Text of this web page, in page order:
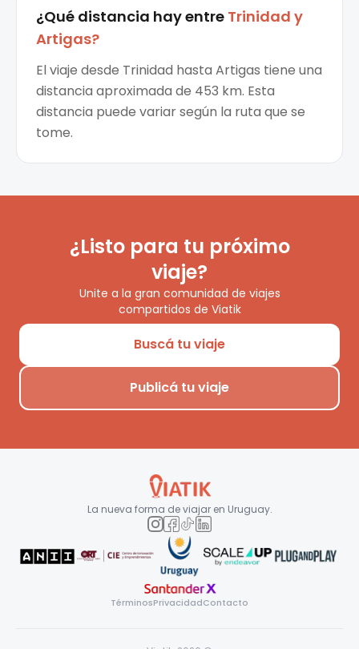
¿Qué distancia hay entre Trinidad y
Artigas?
El viaje desde Trinidad hasta Artigas tiene una
distancia aproximada de 453 km. Esta
distancia puede variar según la ruta que se
tome.
¿Listo para tu próximo
viaje?
Unite a la gran comunidad de viajes
compartidos de Viatik
Buscá tu viaje
Publicá tu viaje
La nueva forma de viajar en Uruguay.
TérminosPrivacidadContacto